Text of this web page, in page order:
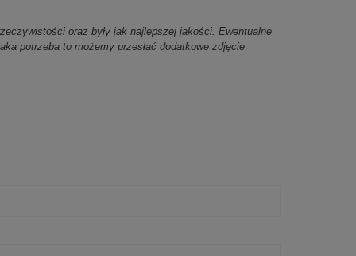
oraz były jak najlepszej jakości. Ewentualne
potrzeba to możemy przesłać dodatkowe zdjęcie